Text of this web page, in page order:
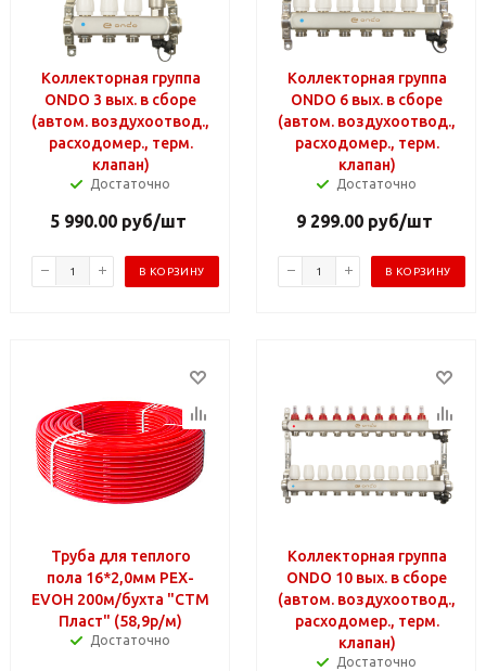
Коллекторная группа
ONDO 3 вых. в сборе
(автом. воздухоотвод.,
расходомер., терм.
клапан)
Достаточно
5 990.00 руб/шт
В КОРЗИНУ
Коллекторная группа
ONDO 6 вых. в сборе
(автом. воздухоотвод.,
расходомер., терм.
клапан)
Достаточно
9 299.00 руб/шт
В КОРЗИНУ
Труба для теплого
пола 16*2,0мм PEX-
EVOH 200м/бухта "CTM
Пласт" (58,9р/м)
Достаточно
Коллекторная группа
ONDO 10 вых. в сборе
(автом. воздухоотвод.,
расходомер., терм.
клапан)
Достаточно